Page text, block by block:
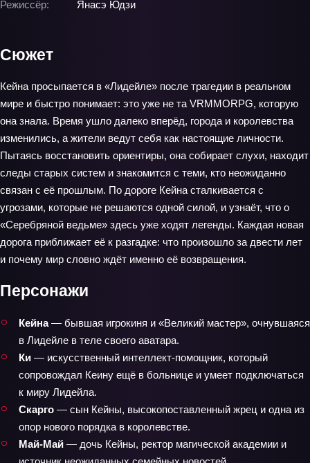
Режиссёр: Янасэ Юдзи
Сюжет
Кейна просыпается в «Лидейле» после трагедии в реальном
мире и быстро понимает: это уже не та VRMMORPG, которую
она знала. Время ушло далеко вперёд, города и королевства
изменились, а жители ведут себя как настоящие личности.
Пытаясь восстановить ориентиры, она собирает слухи, находит
следы старых систем и знакомится с теми, кто неожиданно
связан с её прошлым. По дороге Кейна сталкивается с
угрозами, которые не решаются одной силой, и узнаёт, что о
«Серебряной ведьме» здесь уже ходят легенды. Каждая новая
дорога приближает её к разгадке: что произошло за двести лет
и почему мир словно ждёт именно её возвращения.
Персонажи
Кейна— бывшая игрокиня и «Великий мастер», очнувшаяся
в Лидейле в теле своего аватара.
Ки — искусственный интеллект‑помощник, который
сопровождал Кеину ещё в больнице и умеет подключаться
к миру Лидейла.
Скарго — сын Кейны, высокопоставленный жрец и одна из
опор нового порядка в королевстве.
Май-Май — дочь Кейны, ректор магической академии и